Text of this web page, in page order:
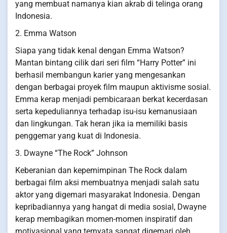
yang membuat namanya kian akrab di telinga orang
Indonesia.
2. Emma Watson
Siapa yang tidak kenal dengan Emma Watson?
Mantan bintang cilik dari seri film “Harry Potter” ini
berhasil membangun karier yang mengesankan
dengan berbagai proyek film maupun aktivisme sosial.
Emma kerap menjadi pembicaraan berkat kecerdasan
serta kepeduliannya terhadap isu-isu kemanusiaan
dan lingkungan. Tak heran jika ia memiliki basis
penggemar yang kuat di Indonesia.
3. Dwayne “The Rock” Johnson
Keberanian dan kepemimpinan The Rock dalam
berbagai film aksi membuatnya menjadi salah satu
aktor yang digemari masyarakat Indonesia. Dengan
kepribadiannya yang hangat di media sosial, Dwayne
kerap membagikan momen-momen inspiratif dan
motivasional yang ternyata sangat digemari oleh